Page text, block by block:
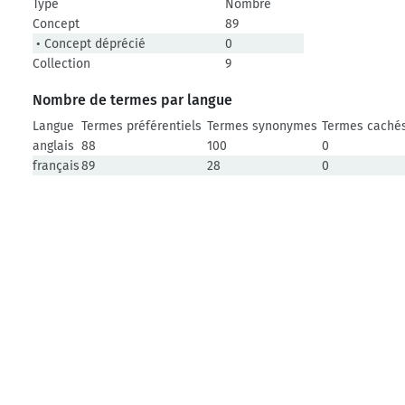
Type
Nombre
Concept
89
• Concept déprécié
0
Collection
9
Nombre de termes par langue
Langue Termes préférentiels Termes synonymes Termes
anglais 88 100
0
français89 28 0